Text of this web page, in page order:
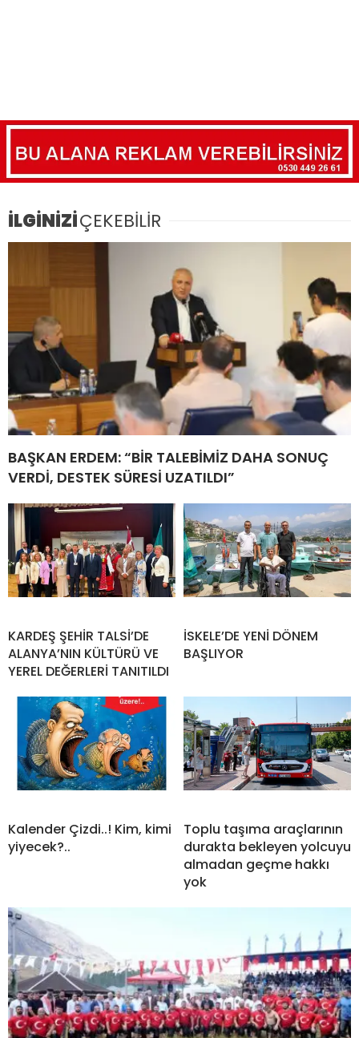
İLGİNİZİÇEKEBİLİR
BAŞKAN ERDEM: “BİR TALEBİMİZ DAHA SONUÇ
VERDİ, DESTEK SÜRESİ UZATILDI”
KARDEŞ ŞEHİR TALSİ’DE
ALANYA’NIN KÜLTÜRÜ VE
YEREL DEĞERLERİ TANITILDI
İSKELE’DE YENİ DÖNEM
BAŞLIYOR
Kalender Çizdi..! Kim, kimi
yiyecek?..
Toplu taşıma araçlarının
durakta bekleyen yolcuyu
almadan geçme hakkı
yok